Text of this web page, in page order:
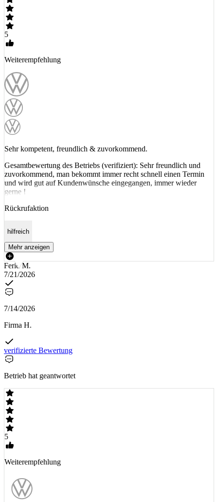
5
Weiterempfehlung
Sehr kompetent, freundlich & zuvorkommend.
Gesamtbewertung des Betriebs (verifiziert): Sehr freundlich und
zuvorkommend, man bekommt immer recht schnell einen Termin
und wird gut auf Kundenwünsche eingegangen, immer wieder
gerne !
Rückrufaktion
hilfreich
Mehr anzeigen
Ferid M.
7/21/2026
7/14/2026
Firma H.
verifizierte Bewertung
Betrieb hat geantwortet
5
Weiterempfehlung